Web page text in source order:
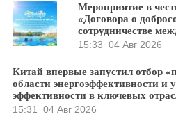
Мероприятие в
«Договора о
сотрудничестве
15:33 04 Авг 2026
Китай впервые запустил отбор
области энергоэффективности и
эффективности в ключевых
15:31
04 Авг 2026